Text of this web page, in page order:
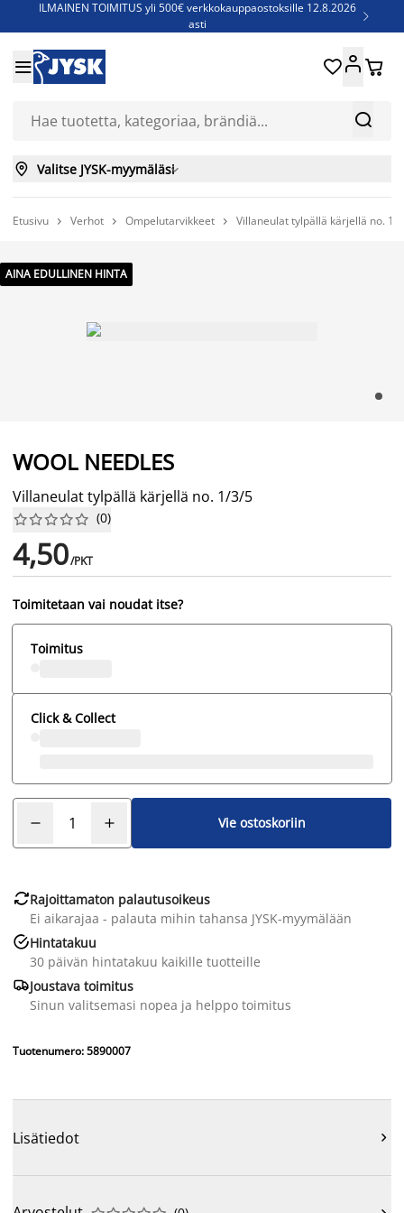
ILMAINEN TOIMITUS yli 500€ verkkokauppaostoksille 12.8.2026
asti

Jenkkisänkyjä - Säästä jopa 60%


 
 Valitse JYSK-myymäläsi
Etusivu  Verhot  Ompelutarvikkeet  Villaneulat tylpällä kärjellä no. 1/
AINA EDULLINEN HINTA
WOOL NEEDLES
Villaneulat tylpällä kärjellä no. 1/3/5





 (0)
4,50/PKT
Toimitetaan vai noudat itse?
Toimitus
Click & Collect
Vie ostoskoriin
Rajoittamaton palautusoikeus
Ei aikarajaa - palauta mihin tahansa JYSK-myymälään
Hintatakuu
30 päivän hintatakuu kaikille tuotteille
Joustava toimitus
Sinun valitsemasi nopea ja helppo toimitus
Tuotenumero: 5890007
Lisätiedot 